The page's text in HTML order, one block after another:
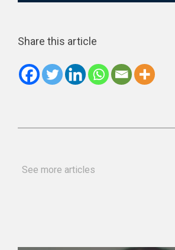
Share this article
See more articles